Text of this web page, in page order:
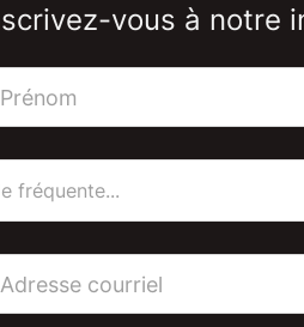
vous à notre